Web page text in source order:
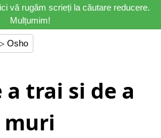
vă rugăm scrieți la căutare reducere.
Mulțumim!
Osho
trai si de a
muri